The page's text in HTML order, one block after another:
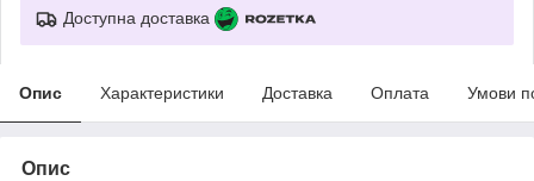
Доступна доставка
Опис Характеристики Доставка Оплата Умови
Опис